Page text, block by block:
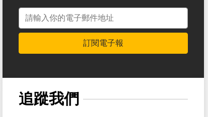
電子郵件地址
訂閱電子報
追蹤我們